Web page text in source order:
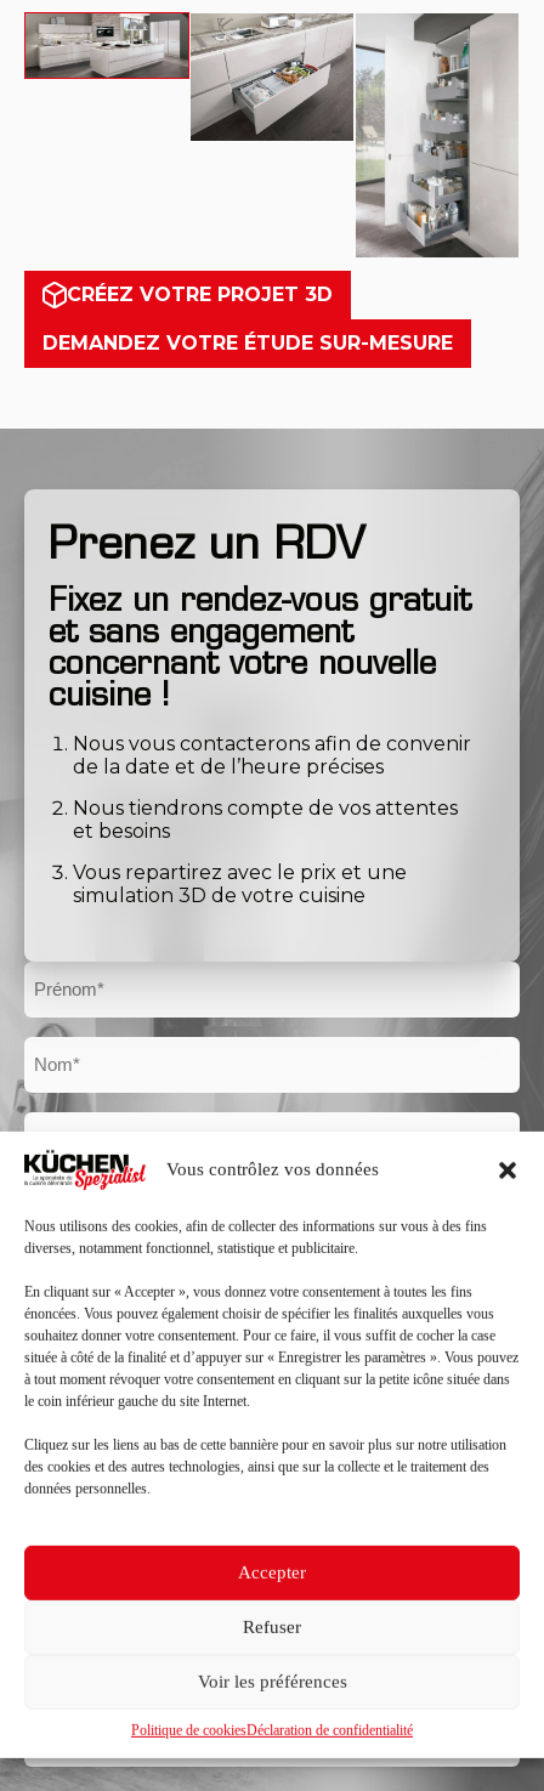
Vous contrôlez vos données
Nous utilisons des cookies, afin de collecter des informations sur vous à des fins
diverses, notamment fonctionnel, statistique et publicitaire.
En cliquant sur « Accepter », vous donnez votre consentement à toutes les fins
énoncées. Vous pouvez également choisir de spécifier les finalités auxquelles vous
souhaitez donner votre consentement. Pour ce faire, il vous suffit de cocher la case
située à côté de la finalité et d’appuyer sur « Enregistrer les paramètres ». Vous pouvez
à tout moment révoquer votre consentement en cliquant sur la petite icône située dans
le coin inférieur gauche du site Internet.
Cliquez sur les liens au bas de cette bannière pour en savoir plus sur notre utilisation
des cookies et des autres technologies, ainsi que sur la collecte et le traitement des
données personnelles.
Accepter
Refuser
Voir les préférences
Politique de cookiesDéclaration de confidentialité
CRÉEZ VOTRE PROJET 3D
DEMANDEZ VOTRE ÉTUDE SUR-MESURE
Prenez un RDV
Fixez un rendez-vous gratuit
et sans engagement
concernant votre nouvelle
cuisine !
Nous vous contacterons afin de convenir
de la date et de l’heure précises
Nous tiendrons compte de vos attentes
et besoins
Vous repartirez avec le prix et une
simulation 3D de votre cuisine
Prénom
Nom
Code
Mail
Déclaration de confidentialité*
Je reconnais avoir pris connaissance de la déclaration de
confidentialité